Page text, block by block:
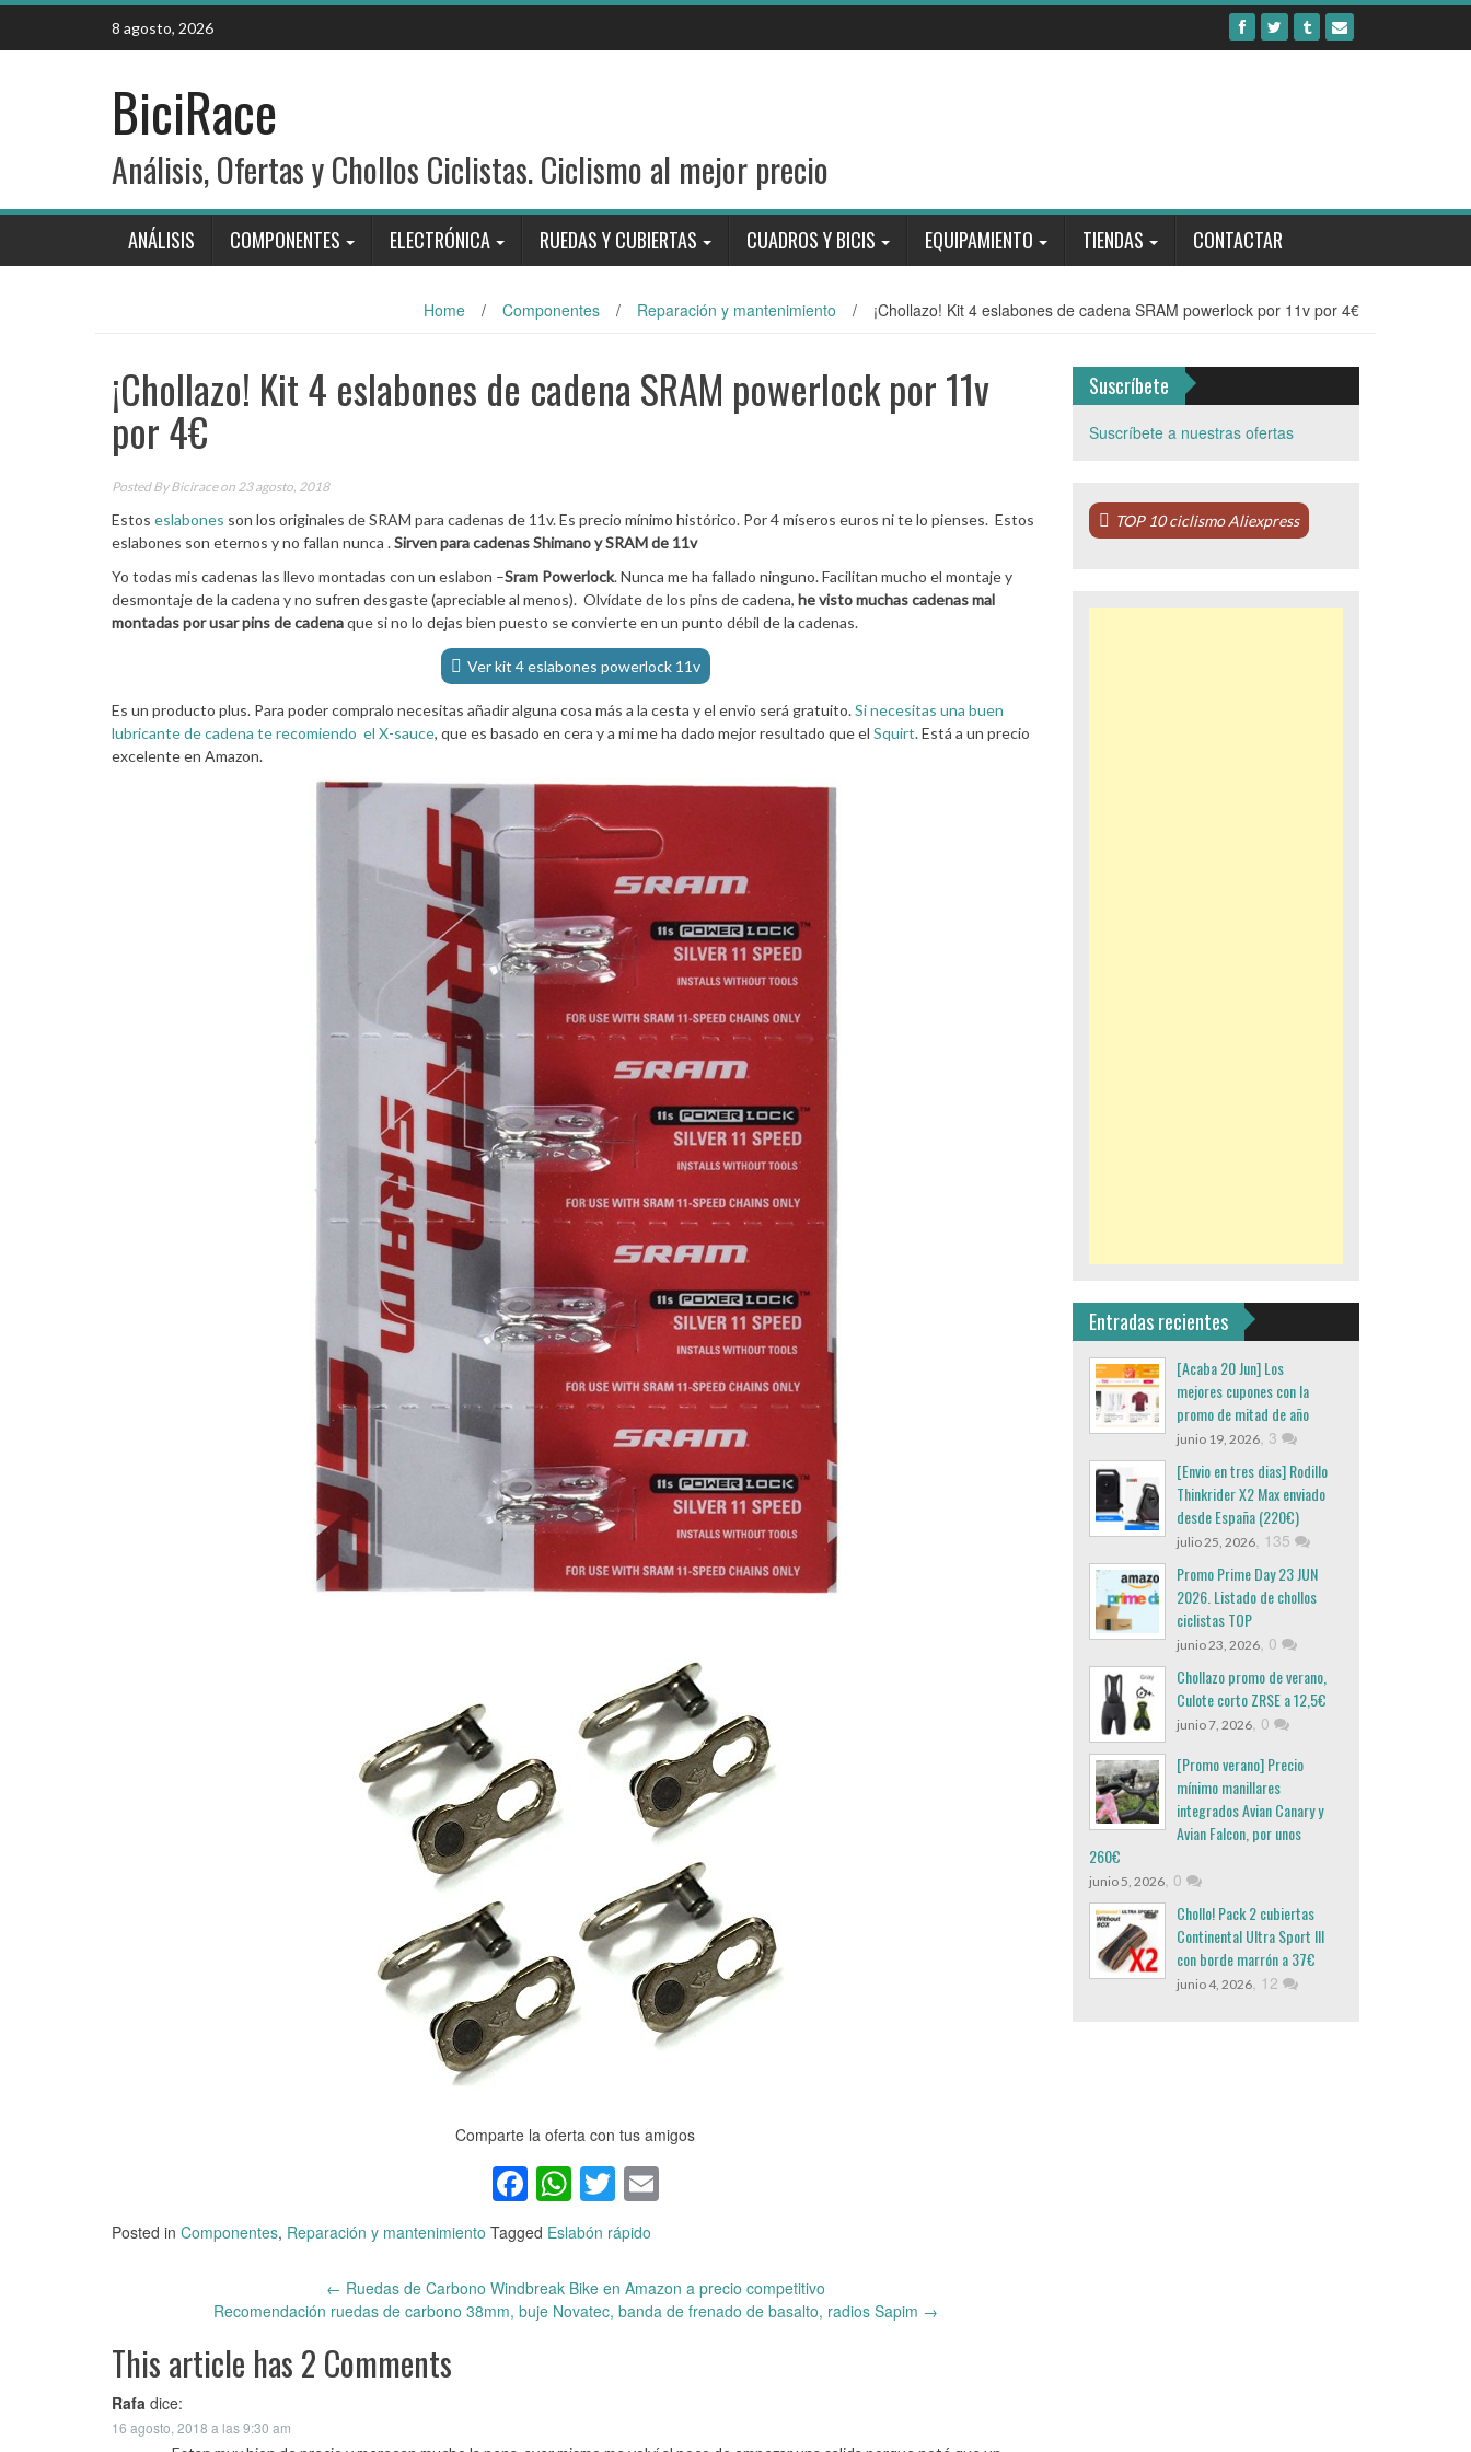
Skip
content
8 agosto, 2026
BiciRace
Análisis, Ofertas y Chollos Ciclistas. Ciclismo al mejor precio
ANÁLISIS COMPONENTES ELECTRÓNICA RUEDAS Y CUBIERTAS CUADROS Y BICIS EQUIPAMIENTO TIENDAS CONTACTAR
Home / Componentes / Reparación y mantenimiento / ¡Chollazo! Kit 4 eslabones de cadena SRAM powerlock por 11v por 4€
¡Chollazo! Kit 4 eslabones de cadena SRAM powerlock por 11v
por 4€
Posted ByBiciraceon 23 agosto, 2018
Estos eslabones son los originales de SRAM para cadenas de 11v. Es precio mínimo histórico. Por 4 míseros euros ni te lo pienses. Estos
eslabones son eternos y no fallan nunca .Sirven para cadenas Shimano y SRAM de 11v
Yo todas mis cadenas las llevo montadas con un eslabon –Sram Powerlock. Nunca me ha fallado ninguno. Facilitan mucho el montaje y
desmontaje de la cadena y no sufren desgaste (apreciable al menos). Olvídate de los pins de cadena, he visto muchas cadenas mal
montadas por usar pins de cadenaque si no lo dejas bien puesto se convierte en un punto débil de la cadenas.
Ver kit 4 eslabones powerlock 11v
Es un producto plus. Para poder compralo necesitas añadir alguna cosa más a la cesta y el envio será gratuito.Si necesitas una buen
lubricante de cadena te recomiendo el X-sauce, que es basado en cera y a mi me ha dado mejor resultado que el Squirt. Está a un precio
excelente en Amazon.
Comparte la oferta con tus amigos
Facebook
WhatsApp
Twitter
Email
Posted in Componentes, Reparación y mantenimiento Tagged Eslabón rápido
navigation
← Ruedas de Carbono Windbreak Bike en Amazon a precio competitivo
Recomendación ruedas de carbono 38mm, buje Novatec, banda de frenado de basalto, radios Sapim →
This article has 2 Comments
Rafa dice:
16 agosto, 2018 a las 9:30 am
Suscríbete
Suscríbete a nuestras ofertas
TOP 10 ciclismo Aliexpress
Entradas recientes
[Acaba 20 Jun] Los
mejores cupones con la
promo de mitad de año
junio 19, 2026, 3
[Envio en tres dias] Rodillo
Thinkrider X2 Max enviado
desde España (220€)
julio 25, 2026, 135
Promo Prime Day 23 JUN
2026. Listado de chollos
ciclistas TOP
junio 23, 2026, 0
Chollazo promo de verano,
Culote corto ZRSE a 12,5€
junio 7, 2026, 0
[Promo verano] Precio
mínimo manillares
integrados Avian Canary y
Avian Falcon, por unos
260€
junio 5, 2026, 0
Chollo! Pack 2 cubiertas
Continental Ultra Sport III
con borde marrón a 37€
junio 4, 2026, 12